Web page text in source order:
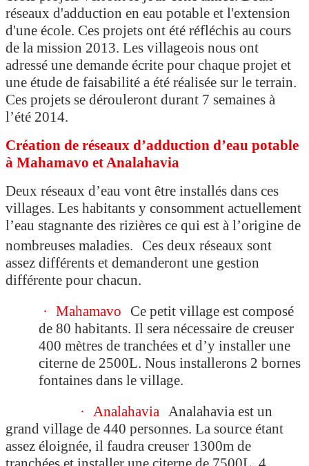
réseaux d'adduction en eau potable et l'extension
d'une école. Ces projets ont été réfléchis au cours
de la mission 2013. Les villageois nous ont
adressé une demande écrite pour chaque projet et
une étude de faisabilité a été réalisée sur le terrain.
Ces projets se dérouleront durant 7 semaines à
l’été 2014.
Création de réseaux d’adduction d’eau potable
à Mahamavo et Analahavia
Deux réseaux d’eau vont être installés dans ces
villages. Les habitants y consomment actuellement
l’eau stagnante des rizières ce qui est à l’origine de
nombreuses maladies. Ces deux réseaux sont
assez différents et demanderont une gestion
différente pour chacun.
· Mahamavo Ce petit village est composé
de 80 habitants. Il sera nécessaire de creuser
400 mètres de tranchées et d’y installer une
citerne de 2500L. Nous installerons 2 bornes
fontaines dans le village.
· Analahavia Analahavia est un
grand village de 440 personnes. La source étant
assez éloignée, il faudra creuser 1300m de